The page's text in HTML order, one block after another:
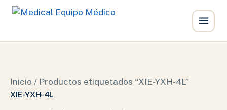
Inicio / Productos etiquetados “XIE-YXH-4L”
XIE-YXH-4L